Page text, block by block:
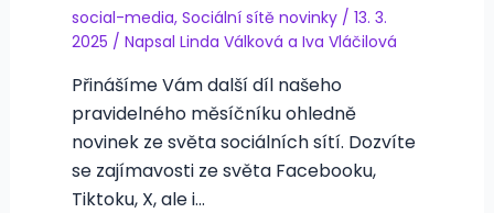
social-media, Sociální sítě novinky/ 13. 3.
2025 / Napsal Linda Válková a Iva Vláčilová
Přinášíme Vám další díl našeho
pravidelného měsíčníku ohledně
novinek ze světa sociálních sítí. Dozvíte
se zajímavosti ze světa Facebooku,
Tiktoku, X, ale i…